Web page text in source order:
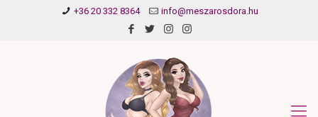
+36 20 332 8364 info@meszarosdora.hu